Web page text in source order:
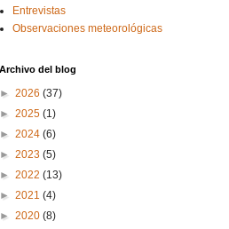
Entrevistas
Observaciones meteorológicas
Archivo del blog
► 2026 (37)
► 2025 (1)
► 2024 (6)
► 2023 (5)
► 2022 (13)
► 2021 (4)
► 2020 (8)